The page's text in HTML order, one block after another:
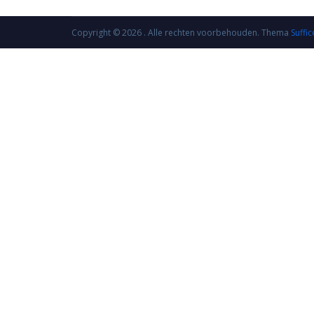
Copyright © 2026 . Alle rechten voorbehouden. Thema